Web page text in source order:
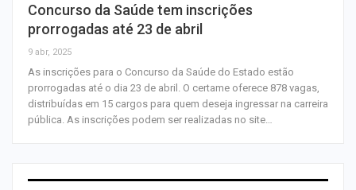
Concurso da Saúde tem inscrições
prorrogadas até 23 de abril
9 abr, 2025
As inscrições para o Concurso da Saúde do Estado estão
prorrogadas até o dia 23 de abril. O certame oferece 878 vagas,
distribuídas em 15 cargos para quem deseja ingressar na carreira
pública. As inscrições podem ser realizadas no site…